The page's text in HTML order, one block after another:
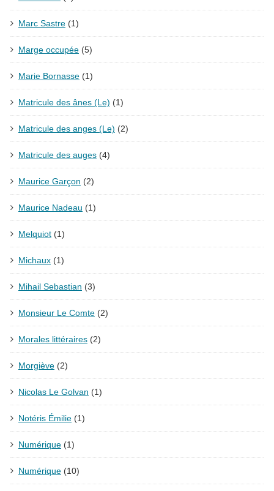
Marc Sastre (1)
Marge occupée (5)
Marie Bornasse (1)
Matricule des ânes (Le) (1)
Matricule des anges (Le) (2)
Matricule des auges (4)
Maurice Garçon (2)
Maurice Nadeau (1)
Melquiot (1)
Michaux (1)
Mihail Sebastian (3)
Monsieur Le Comte (2)
Morales littéraires (2)
Morgiève (2)
Nicolas Le Golvan (1)
Notéris Émilie (1)
Numérique (1)
Numérique (10)